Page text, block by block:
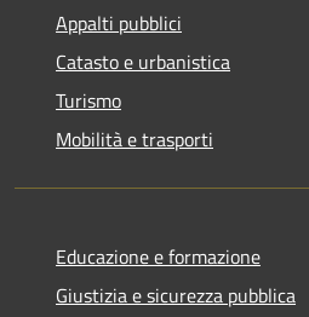
Appalti pubblici
Catasto e urbanistica
Turismo
Mobilità e trasporti
Educazione e formazione
Giustizia e sicurezza pubblica